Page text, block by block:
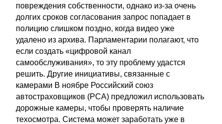
повреждения собственности, однако из-за очень
долгих сроков согласования запрос попадает в
полицию слишком поздно, когда видео уже
удалено из архива. Парламентарии полагают, что
если создать «цифровой канал
самообслуживания», то эту проблему удастся
решить. Другие инициативы, связанные с
камерами В ноябре Российский союз
автостраховщиков (РСА) предложил использовать
дорожные камеры, чтобы проверять наличие
техосмотра. Система может заработать уже в